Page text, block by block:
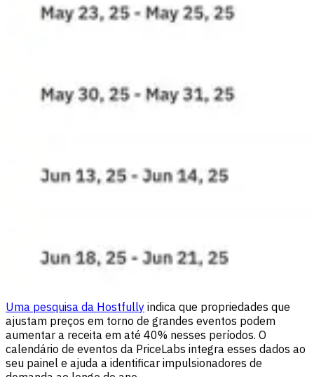
Uma pesquisa da Hostfully indica que propriedades que
ajustam preços em torno de grandes eventos podem
aumentar a receita em até 40% nesses períodos. O
calendário de eventos da PriceLabs integra esses dados ao
seu painel e ajuda a identificar impulsionadores de